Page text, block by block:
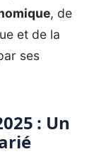
, de
et de la
ses
: Un